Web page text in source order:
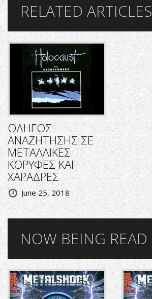
RELATED ARTICLES
ΟΔΗΓΟΣ
ΑΝΑΖΗΤΗΣΗΣ ΣΕ
ΜΕΤΑΛΛΙΚΕΣ
ΚΟΡΥΦΕΣ ΚΑΙ
ΧΑΡΑΔΡΕΣ
June 25, 2018
NOW BEING READ